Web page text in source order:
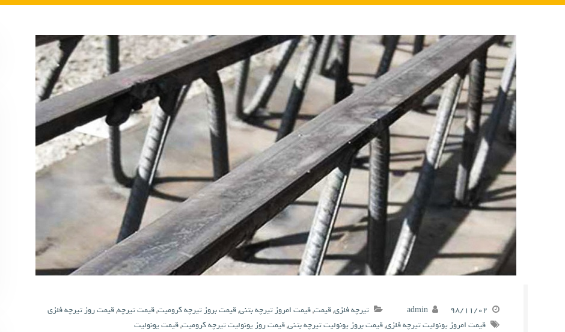
۹۸/۱۱/۰۲ admin تیرچه فلزی,قیمت,قیمت امروز تیرچه بتنی,قیمت بروز تیرچه کرومیت,قیمت تیرچه,قیمت روز تیرچه فلزی
قیمت امروز یونولیت تیرچه فلزی,قیمت بروز یونولیت تیرچه بتنی,قیمت روز یونولیت تیرچه کرومیت,قیمت یونولیت